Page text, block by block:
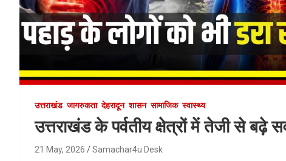
उत्तराखंड जागरुकता देहरादून शासन सामाजिक स्वास्थ्य
उत्तराखंड के पर्वतीय क्षेत्रों में तेजी से बढ़े
21 May, 2026 Samachar4u Desk